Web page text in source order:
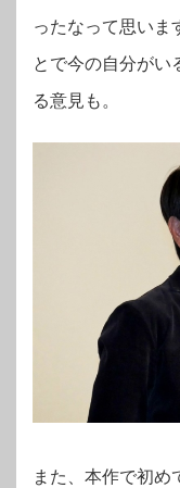
ったなって思いま
とで今の自分がい
る意見も。
また、本作で初め